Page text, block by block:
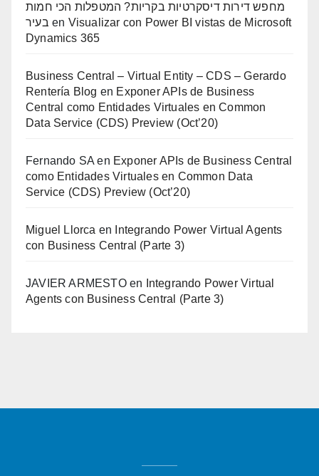
מחפש דירות דיסקרטיות בקריות? המטפלות הכי חמות
בעיר en Visualizar con Power BI vistas de Microsoft
Dynamics 365
Business Central – Virtual Entity – CDS – Gerardo
Rentería Blog en Exponer APIs de Business
Central como Entidades Virtuales en Common
Data Service (CDS) Preview (Oct’20)
Fernando SA en Exponer APIs de Business Central
como Entidades Virtuales en Common Data
Service (CDS) Preview (Oct’20)
Miguel Llorca en
Integrando Power Virtual Agents
con Business Central (Parte 3)
JAVIER ARMESTOen
Integrando Power Virtual
Agents con Business Central (Parte 3)